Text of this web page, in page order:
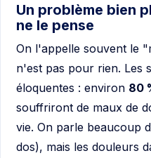
Un problème bien
ne le pense
On l'appelle souvent le
n'est pas pour rien. Les
éloquentes : environ 80
souffriront de maux de
vie. On parle beaucoup
dos), mais les douleurs